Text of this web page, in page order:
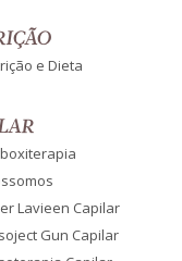
e Dieta
Lavieen Capilar
Gun Capilar